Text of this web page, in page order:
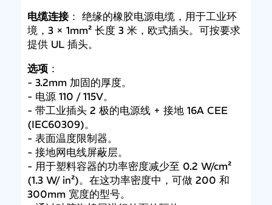
电缆连接： 绝缘的橡胶电源电缆，用于工业环
境，3 × 1mm² 长度 3 米，欧式插头。可按要求
提供 UL 插头。
选项：
- 3.2mm 加固的厚度。
- 电源 110 / 115V。
- 带工业插头 2 极的电源线 + 接地 16A CEE
(IEC60309)。
- 表面温度限制器。
- 接地网电线屏蔽层。
- 用于塑料容器的功率密度减少至 0.2 W/cm²
(1.3 W/ in²)。在这功率密度中，可做 200 和
300mm 宽度的型号。